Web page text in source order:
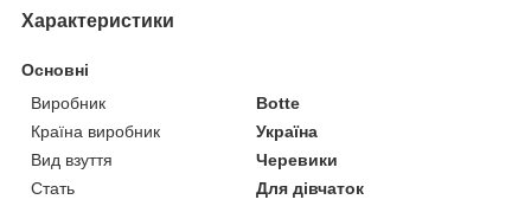
Характеристики
Основні
Виробник
Botte
Країна виробник
Україна
Вид взуття
Черевики
Стать
Для дівчаток